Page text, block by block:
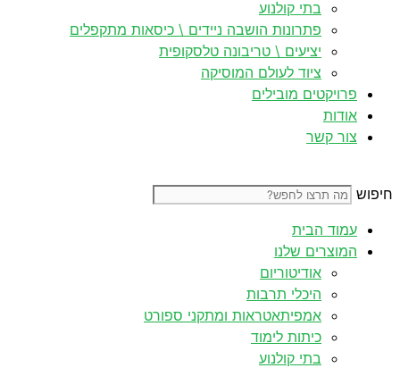
בתי קולנוע
פתרונות הושבה ניידים \ כיסאות מתקפלים
יציעים \ טריבונה טלסקופית
ציוד לעולם המוסיקה
פרויקטים מובילים
אודות
צור קשר
חיפוש
עמוד הבית
המוצרים שלנו
אודיטוריום
היכלי תרבות
אמפיתאטראות ומתקני ספורט
כיתות לימוד
בתי קולנוע